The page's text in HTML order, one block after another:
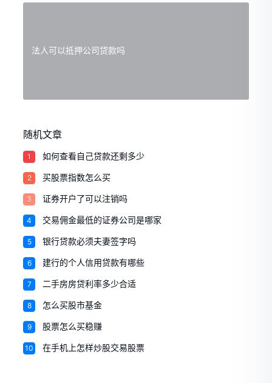
法人可以抵押公司贷款吗
随机文章
1 如何查看自己贷款还剩多少
2 买股票指数怎么买
3 证券开户了可以注销吗
4 交易佣金最低的证券公司是哪家
5 银行贷款必须夫妻签字吗
6 建行的个人信用贷款有哪些
7 二手房房贷利率多少合适
8 怎么买股市基金
9 股票怎么买稳赚
10 在手机上怎样炒股交易股票